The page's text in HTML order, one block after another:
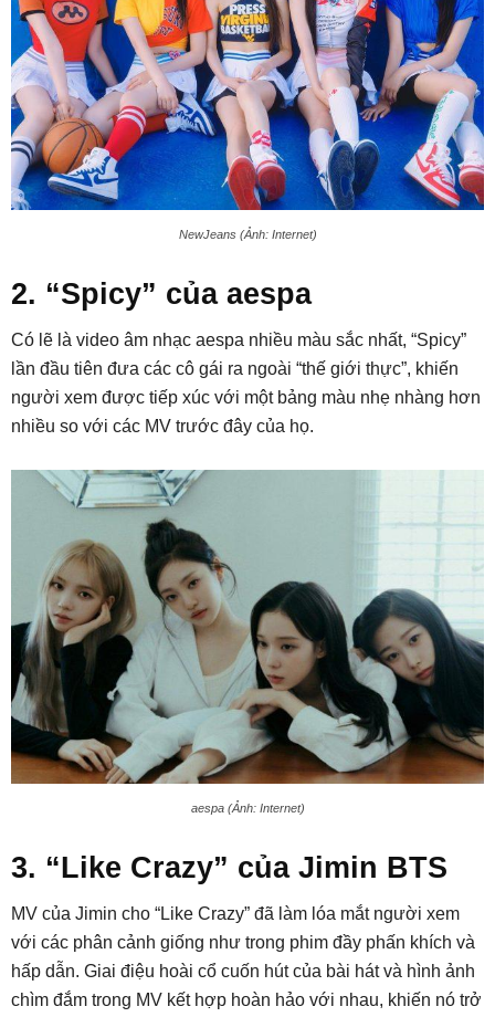
NewJeans (Ảnh: Internet)
2. “Spicy” của aespa
Có lẽ là video âm nhạc aespa nhiều màu sắc nhất, “Spicy”
lần đầu tiên đưa các cô gái ra ngoài “thế giới thực”, khiến
người xem được tiếp xúc với một bảng màu nhẹ nhàng hơn
nhiều so với các MV trước đây của họ.
aespa (Ảnh: Internet)
3. “Like Crazy” của Jimin BTS
MV của Jimin cho “Like Crazy” đã làm lóa mắt người xem
với các phân cảnh giống như trong phim đầy phấn khích và
hấp dẫn. Giai điệu hoài cổ cuốn hút của bài hát và hình ảnh
chìm đắm trong MV kết hợp hoàn hảo với nhau, khiến nó trở